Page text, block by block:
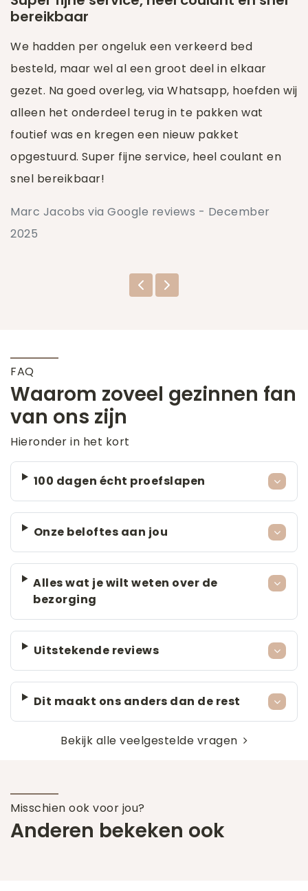
bereikbaar
We hadden per ongeluk een verkeerd bed
besteld, maar wel al een groot deel in elkaar
gezet. Na goed overleg, via Whatsapp, hoefden wij
alleen het onderdeel terug in te pakken wat
foutief was en kregen een nieuw pakket
opgestuurd. Super fijne service, heel coulant en
snel bereikbaar!
Marc Jacobs via Google reviews - December
2025
FAQ
Waarom zoveel gezinnen fan
van ons zijn
Hieronder in het kort
100 dagen écht proefslapen
Onze beloftes aan jou
Alles wat je wilt weten over de
bezorging
Uitstekende reviews
Dit maakt ons anders dan de rest
Bekijk alle veelgestelde vragen
Misschien ook voor jou?
Anderen bekeken ook